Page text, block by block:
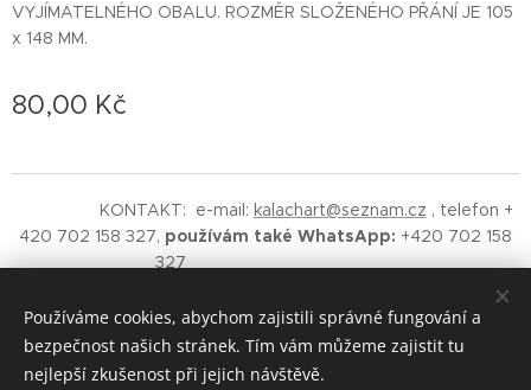
VYJÍMATELNÉHO OBALU. ROZMĚR SLOŽENÉHO PŘÁNÍ JE 105
x 148 MM.
80,00 Kč
KONTAKT: e-mail: kalachart@seznam.cz , telefon +
420 702 158 327, používám také WhatsApp: +420 702 158
327
AUTORSKÁ ORIGINÁLNÍ TVORBA.Upozornění - na obsah
těchto stránek se vztahuje ochrana autorských práv.
RESPEKTUJTE.
Používáme cookies, abychom zajistili správné fungování a
bezpečnost našich stránek. Tím vám můžeme zajistit tu
nejlepší zkušenost při jejich návštěvě.